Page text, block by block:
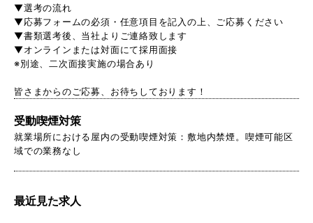
▼選考の流れ
▼応募フォームの必須・任意項目を記入の上、ご応募ください
▼書類選考後、当社よりご連絡致します
▼オンラインまたは対面にて採用面接
※別途、二次面接実施の場合あり
皆さまからのご応募、お待ちしております！
受動喫煙対策
就業場所における屋内の受動喫煙対策：敷地内禁煙。喫煙可能区
域での業務なし
最近見た求人